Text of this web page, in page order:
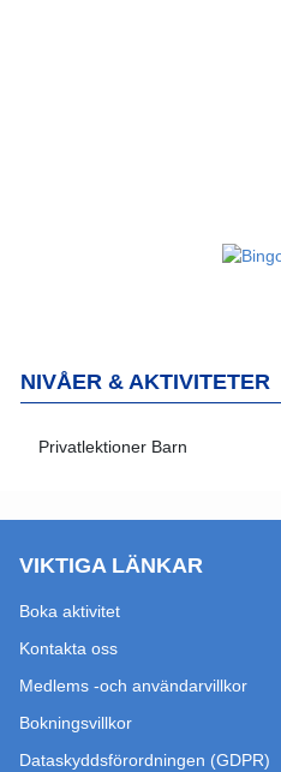
NIVÅER & AKTIVITETER
Privatlektioner Barn
VIKTIGA LÄNKAR
Boka aktivitet
Kontakta oss
Medlems -och användarvillkor
Bokningsvillkor
Dataskyddsförordningen (GDPR)